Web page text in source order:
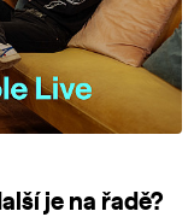
je na řadě?